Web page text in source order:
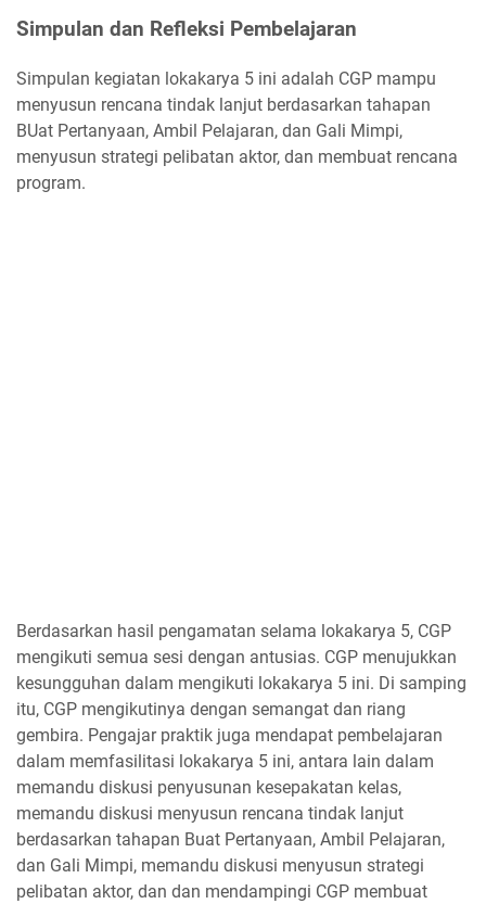
Simpulan dan Refleksi Pembelajaran
Simpulan kegiatan lokakarya 5 ini adalah CGP mampu
menyusun rencana tindak lanjut berdasarkan tahapan
BUat Pertanyaan, Ambil Pelajaran, dan Gali Mimpi,
menyusun strategi pelibatan aktor, dan membuat rencana
program.
Berdasarkan hasil pengamatan selama lokakarya 5, CGP
mengikuti semua sesi dengan antusias. CGP menujukkan
kesungguhan dalam mengikuti lokakarya 5 ini. Di samping
itu, CGP mengikutinya dengan semangat dan riang
gembira. Pengajar praktik juga mendapat pembelajaran
dalam memfasilitasi lokakarya 5 ini, antara lain dalam
memandu diskusi penyusunan kesepakatan kelas,
memandu diskusi menyusun rencana tindak lanjut
berdasarkan tahapan Buat Pertanyaan, Ambil Pelajaran,
dan Gali Mimpi, memandu diskusi menyusun strategi
pelibatan aktor, dan dan mendampingi CGP membuat